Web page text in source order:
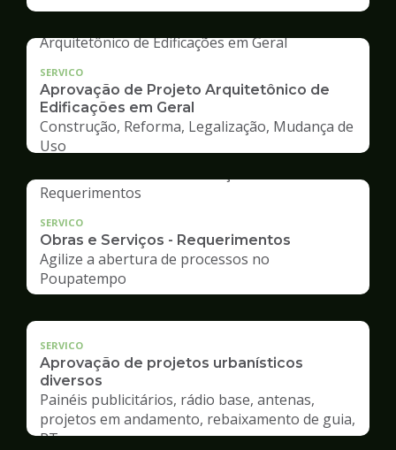
SERVICO
Aprovação de Projeto Arquitetônico de
Edificações em Geral
Construção, Reforma, Legalização, Mudança de
Uso
SERVICO
Obras e Serviços - Requerimentos
Agilize a abertura de processos no
Poupatempo
SERVICO
Aprovação de projetos urbanísticos
diversos
Painéis publicitários, rádio base, antenas,
projetos em andamento, rebaixamento de guia,
RT